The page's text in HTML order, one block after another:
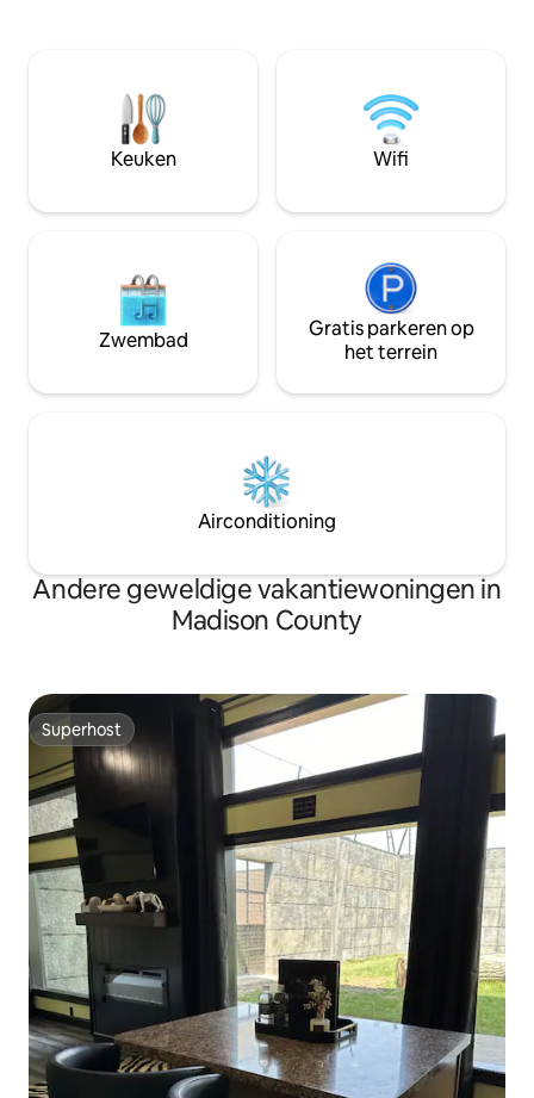
hoge kwaliteit voor een eerlijke prijs in
het midden van alles. Waarom te veel
betalen voor een lawaaierig College
Hotel Inn van mindere kwaliteit als je bij
beoordelingen in CNY kunt verblijven @
wifi, tv, Roku,
ventilator.
van het stadspark
Trial om te
terwijl je weg
Keuken Wifi
Zwembad
Gratis parkeren op
het terrein
Airconditioning
Andere geweldige vakantiewoningen in
Madison County
Superhost
Superhost